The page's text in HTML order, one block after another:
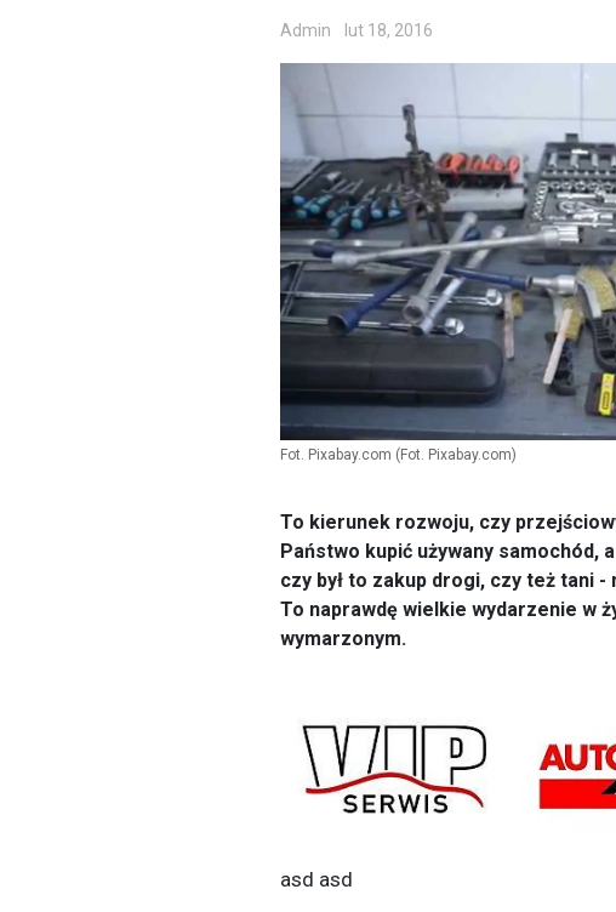
Admin lut 18, 2016
Fot. Pixabay.com (Fot. Pixabay.com)
To kierunek rozwoju, czy
Państwo kupić używany samochód,
czy był to zakup drogi, czy też tani -
To naprawdę wielkie wydarzenie w
wymarzonym.
asd asd